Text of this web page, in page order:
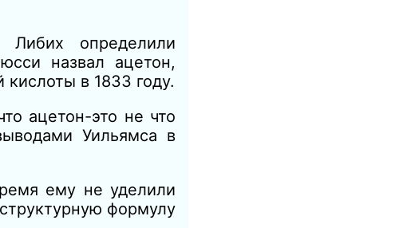
определили
назвал ацетон,
в 1833 году.
ацетон-это не что
Уильямса в
ему не уделили
формулу